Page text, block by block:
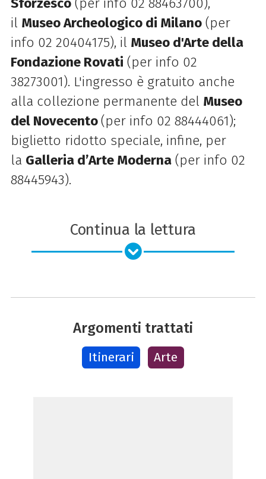
il Museo Archeologico di Milano(per
info 02 20404175), il Museo d'Arte della
Fondazione Rovati (per info 02
38273001). L'ingresso è gratuito anche
alla collezione permanente del Museo
del Novecento(per info 02 88444061);
biglietto ridotto speciale, infine, per
la Galleria d’Arte Moderna(per info 02
88445943).
Continua la lettura
Argomenti trattati
Itinerari Arte